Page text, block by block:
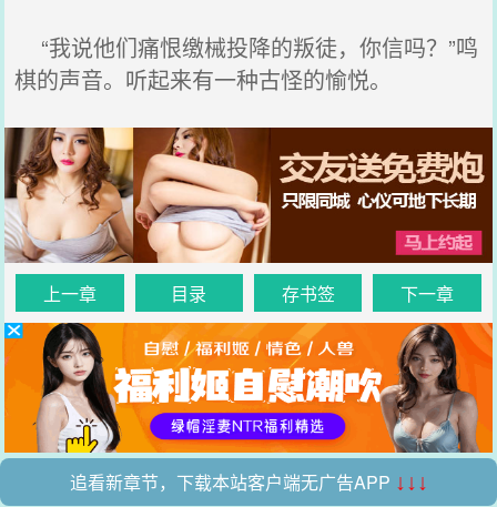
“我说他们痛恨缴械投降的叛徒，你信吗？”鸣
棋的声音。听起来有一种古怪的愉悦。
上一章 目录 存书签 下一章
追看新章节，下载本站客户端无广告APP ↓↓↓